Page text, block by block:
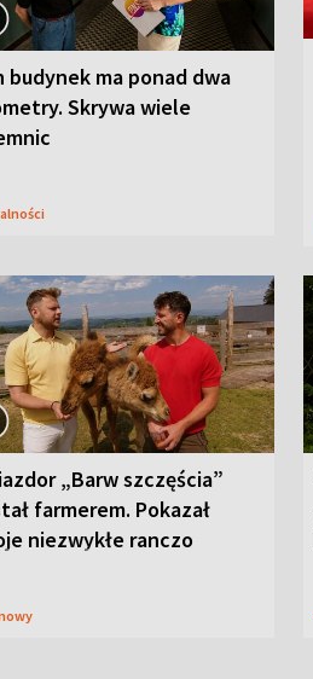
budynek ma ponad dwa
Skrywa wiele
„Barw szczęścia”
farmerem. Pokazał
niezwykłe ranczo